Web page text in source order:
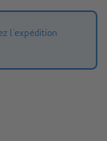
l'expédition